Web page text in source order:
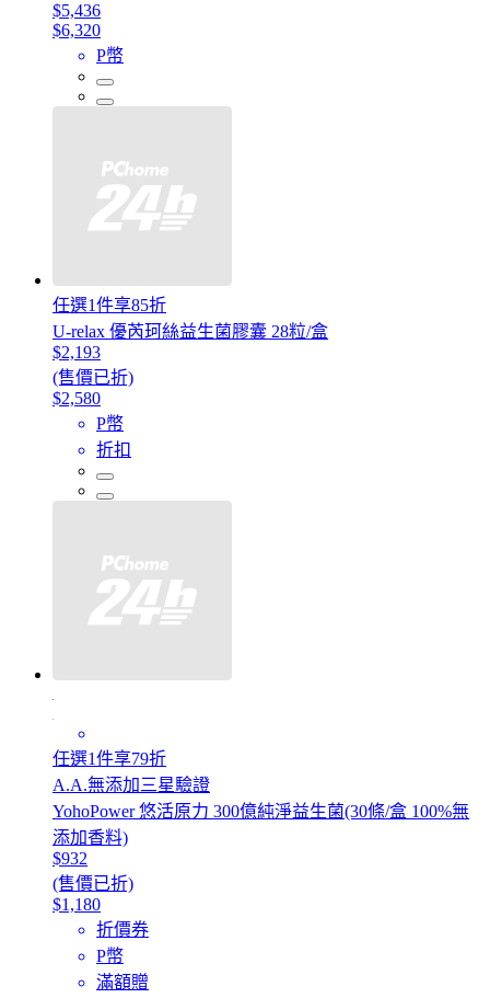
$5,436
$6,320
P幣
任選1件享85折
U-relax 優芮珂絲益生菌膠囊 28粒/盒
$2,193
(售價已折)
$2,580
P幣
折扣
任選1件享79折
A.A.無添加三星驗證
YohoPower 悠活原力 300億純淨益生菌(30條/盒 100%無
添加香料)
$932
(售價已折)
$1,180
折價券
P幣
滿額贈